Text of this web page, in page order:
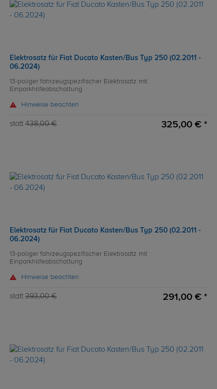
Elektrosatz für Fiat Ducato Kasten/Bus Typ 250 (02.2011 -
06.2024)
13-poliger fahrzeugspezifischer Elektrosatz mit
Einparkhilfeabschaltung
Hinweise beachten
statt 438,00 € 325,00 € *
Elektrosatz für Fiat Ducato Kasten/Bus Typ 250 (02.2011 -
06.2024)
13-poliger fahrzeugspezifischer Elektrosatz mit
Einparkhilfeabschaltung
Hinweise beachten
statt 393,00 € 291,00 € *